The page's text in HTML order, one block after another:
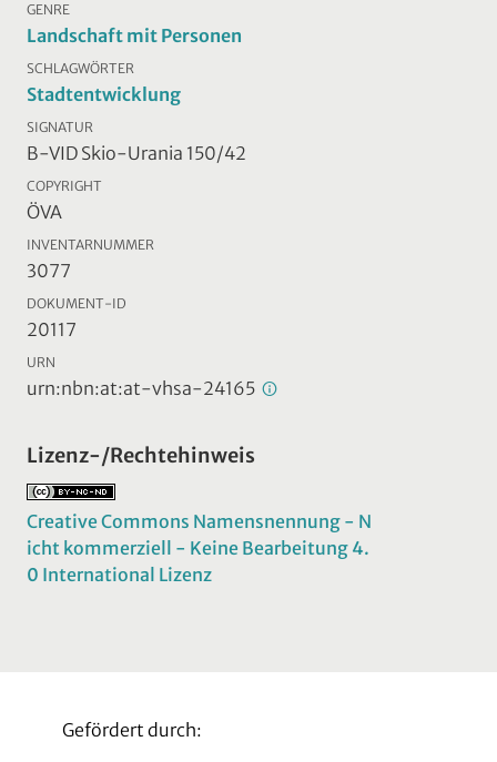
GENRE
Landschaft mit Personen
SCHLAGWÖRTER
Stadtentwicklung
SIGNATUR
B-VID Skio-Urania 150/42
COPYRIGHT
ÖVA
INVENTARNUMMER
3077
DOKUMENT-ID
20117
URN
urn:nbn:at:at-vhsa-24165
Lizenz-/Rechtehinweis
Creative Commons Namensnennung - N
icht kommerziell - Keine Bearbeitung 4.
0 International Lizenz
Gefördert durch: